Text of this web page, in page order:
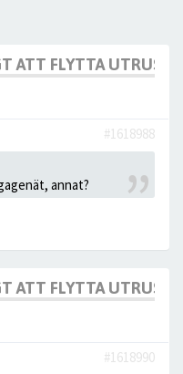
ATT FLYTTA
#1618988
annat?
ATT FLYTTA
#1618990